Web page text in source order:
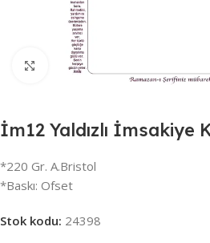
Büyütmek için tıklayın
İm12 Yaldızlı İmsakiye
*220 Gr. A.Bristol
*Baskı: Ofset
Stok kodu: 24398